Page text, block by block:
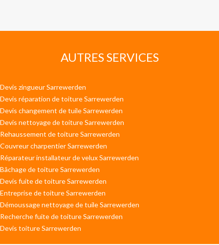
AUTRES SERVICES
Devis zingueur Sarrewerden
Devis réparation de toiture Sarrewerden
Devis changement de tuile Sarrewerden
Devis nettoyage de toiture Sarrewerden
Rehaussement de toiture Sarrewerden
Couvreur charpentier Sarrewerden
Réparateur installateur de velux Sarrewerden
Bâchage de toiture Sarrewerden
Devis fuite de toiture Sarrewerden
Entreprise de toiture Sarrewerden
Démoussage nettoyage de tuile Sarrewerden
Recherche fuite de toiture Sarrewerden
Devis toiture Sarrewerden